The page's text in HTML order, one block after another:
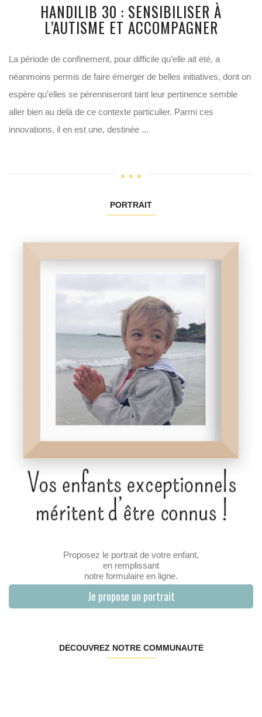
HANDILIB 30 : SENSIBILISER À
L’AUTISME ET ACCOMPAGNER
La période de confinement, pour difficile qu’elle ait été, a
néanmoins permis de faire émerger de belles initiatives, dont on
espère qu’elles se pérenniseront tant leur pertinence semble
aller bien au delà de ce contexte particulier. Parmi ces
innovations, il en est une, destinée ...
PORTRAIT
Proposez le portrait de votre enfant,
en remplissant
notre formulaire en ligne.
Je propose un portrait
DÉCOUVREZ NOTRE COMMUNAUTÉ